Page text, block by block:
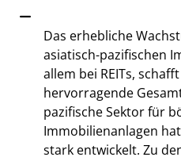
Das erhebliche
asiatisch-pazifischen
allem bei REITs,
hervorragende
pazifische Sektor für
Immobilienanlagen
stark entwickelt. Zu